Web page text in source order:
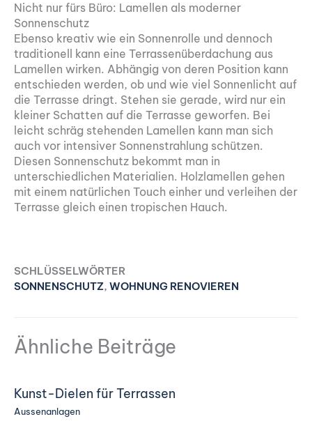
Nicht nur fürs Büro: Lamellen als moderner
Sonnenschutz
Ebenso kreativ wie ein Sonnenrolle und dennoch
traditionell kann eine Terrassenüberdachung aus
Lamellen wirken. Abhängig von deren Position kann
entschieden werden, ob und wie viel Sonnenlicht auf
die Terrasse dringt. Stehen sie gerade, wird nur ein
kleiner Schatten auf die Terrasse geworfen. Bei
leicht schräg stehenden Lamellen kann man sich
auch vor intensiver Sonnenstrahlung schützen.
Diesen Sonnenschutz bekommt man in
unterschiedlichen Materialien. Holzlamellen gehen
mit einem natürlichen Touch einher und verleihen der
Terrasse gleich einen tropischen Hauch.
SCHLÜSSELWÖRTER
SONNENSCHUTZ, WOHNUNG RENOVIEREN
Ähnliche Beiträge
Kunst-Dielen für Terrassen
Aussenanlagen